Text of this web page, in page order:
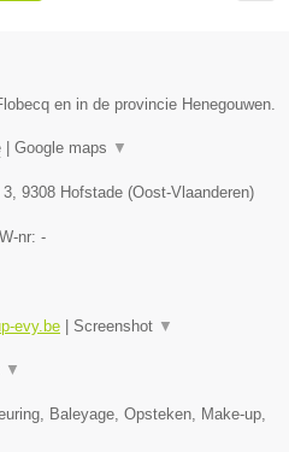
en in de provincie Henegouwen.
| Google maps ▼
3 9308 Hofstade (Oost-Vlaanderen)
nr: -
evy.be | Screenshot ▼
▼
Baleyage, Opsteken, Make-up,